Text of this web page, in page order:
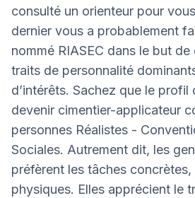
consulté un orienteur pour
dernier vous a probablement
nommé RIASEC dans le but
traits de personnalité
d’intérêts. Sachez que le profil
devenir cimentier-applicateur
personnes Réalistes -
Sociales. Autrement dit, les
préfèrent les tâches
physiques. Elles apprécient le